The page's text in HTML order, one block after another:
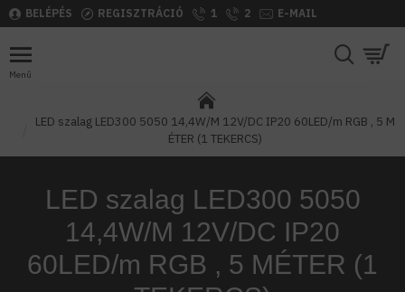
BELÉPÉS REGISZTRÁCIÓ 1 2 E-MAIL
LED szalag LED300 5050 14,4W/M 12V/DC IP20 60LED/m RGB , 5 M
ÉTER (1 TEKERCS)
LED szalag LED300 5050
14,4W/M 12V/DC IP20
60LED/m RGB , 5 MÉTER (1